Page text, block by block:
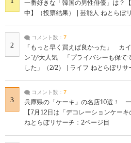
一番好きな「韓国の男性俳優」は？
中】（投票結果） | 芸能人 ねとらぼ
2
コメント数： 7
「もっと早く買えば良かった」 カ
ン”が大人気 「プライバシーも保て
した」（2/2） | ライフ ねとらぼリサ
3
コメント数： 7
兵庫県の「ケーキ」の名店10選！
【7月12日は「デコレーションケー
ねとらぼリサーチ：2ページ目